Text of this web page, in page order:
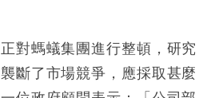
對螞蟻集團進行整頓，研究
斷了市場競爭，應採取甚麼